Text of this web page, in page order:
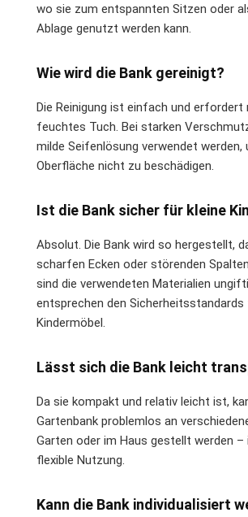
wo sie zum entspannten Sitzen oder
Ablage genutzt werden kann.
Wie wird die Bank gereinigt?
Die Reinigung ist einfach und erfordert
feuchtes Tuch. Bei starken
milde Seifenlösung verwendet werden,
Oberfläche nicht zu beschädigen.
Ist die Bank sicher für kleine
Absolut. Die Bank wird so hergestellt,
scharfen Ecken oder störenden
sind die verwendeten Materialien
entsprechen den
Kindermöbel.
Lässt sich die Bank leicht
Da sie kompakt und relativ leicht ist,
Gartenbank problemlos an
Garten oder im Haus gestellt werden –
flexible Nutzung.
Kann die Bank individualisiert